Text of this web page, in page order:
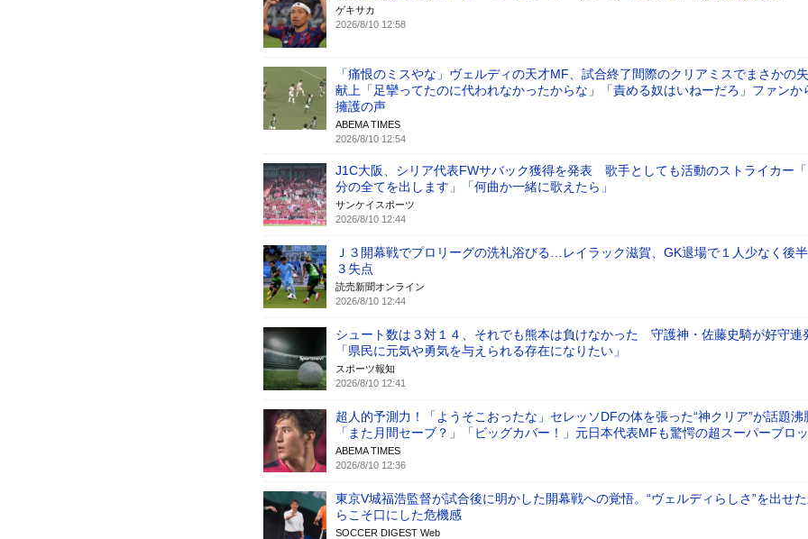
ゲキサカ
2026/8/10 12:58
「痛恨のミスやな」ヴェルディの天才MF、試合終了間際のクリアミスでまさかの
献上「足攣ってたのに代われなかったからな」「責める奴はいねーだろ」ファンか
擁護の声
ABEMA TIMES
2026/8/10 12:54
J1C大阪、シリア代表FWサバック獲得を発表 歌手としても活動のストライカー「
分の全てを出します」「何曲か一緒に歌えたら」
サンケイスポーツ
2026/8/10 12:44
Ｊ３開幕戦でプロリーグの洗礼浴びる…レイラック滋賀、GK退場で１人少なく後
３失点
読売新聞オンライン
2026/8/10 12:44
シュート数は３対１４、それでも熊本は負けなかった 守護神・佐藤史騎が好守連
「県民に元気や勇気を与えられる存在になりたい」
スポーツ報知
2026/8/10 12:41
超人的予測力！「ようそこおったな」セレッソDFの体を張った“神クリア”が話題沸
「また月間セーブ？」「ビッグカバー！」元日本代表MFも驚愕の超スーパーブロ
ABEMA TIMES
2026/8/10 12:36
東京V城福浩監督が試合後に明かした開幕戦への覚悟。“ヴェルディらしさ”を出せ
らこそ口にした危機感
SOCCER DIGEST Web